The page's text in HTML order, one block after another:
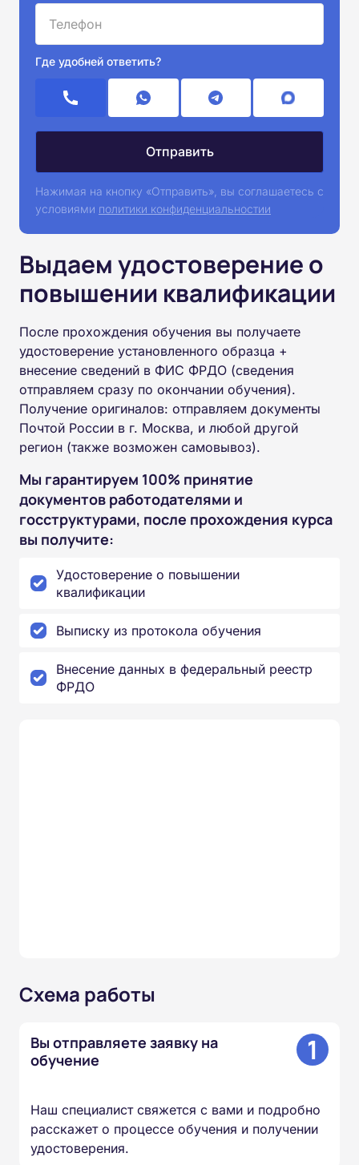
Где удобней ответить?
Нажимая на кнопку «Отправить», вы соглашаетесь с
условиями политики конфиденциальностии
Выдаем удостоверение о
повышении квалификации
После прохождения обучения вы получаете
удостоверение установленного образца +
внесение сведений в ФИС ФРДО (сведения
отправляем сразу по окончании обучения).
Получение оригиналов: отправляем документы
Почтой России в г. Москва, и любой другой
регион (также возможен самовывоз).
Мы гарантируем 100% принятие
документов работодателями и
госструктурами, после прохождения курса
вы получите:
Удостоверение о повышении
квалификации
Выписку из протокола обучения
Внесение данных в федеральный реестр
ФРДО
Схема работы
Вы отправляете заявку на
обучение
1
Наш специалист свяжется с вами и подробно
расскажет о процессе обучения и получении
удостоверения.